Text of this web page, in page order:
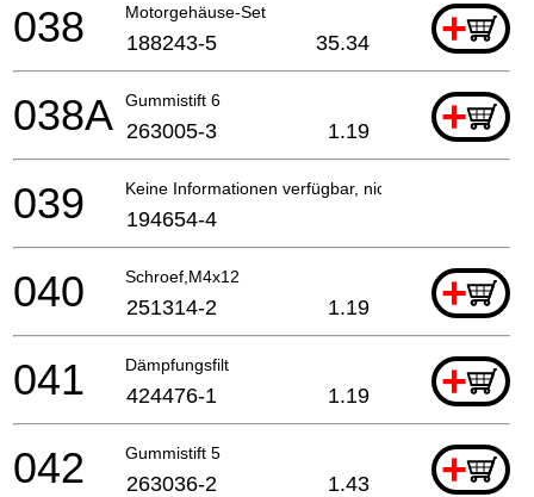
Motorgehäuse-Set +
038 188243-5 35.34
Gummistift 6 +
038A 263005-3 1.19
Keine Informationen verfügbar, nicht bestellbar
039 194654-4
Schroef,M4x12 +
040 251314-2 1.19
Dämpfungsfilt +
041 424476-1 1.19
Gummistift 5 +
042 263036-2 1.43